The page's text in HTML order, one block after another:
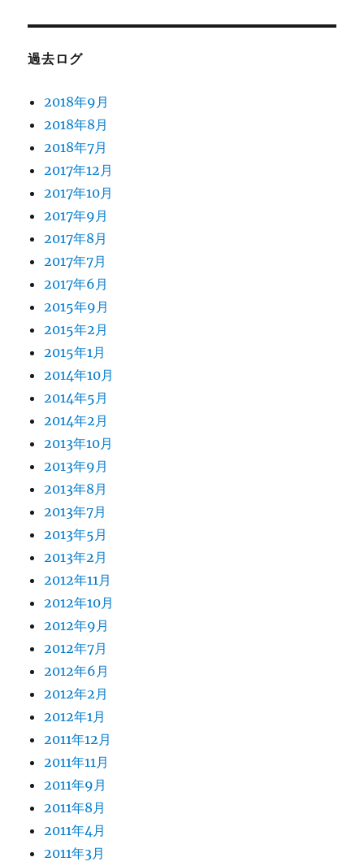
過去ログ
2018年9月
2018年8月
2018年7月
2017年12月
2017年10月
2017年9月
2017年8月
2017年7月
2017年6月
2015年9月
2015年2月
2015年1月
2014年10月
2014年5月
2014年2月
2013年10月
2013年9月
2013年8月
2013年7月
2013年5月
2013年2月
2012年11月
2012年10月
2012年9月
2012年7月
2012年6月
2012年2月
2012年1月
2011年12月
2011年11月
2011年9月
2011年8月
2011年4月
2011年3月